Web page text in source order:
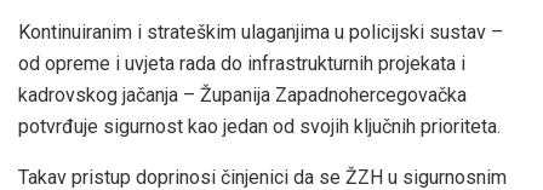
Kontinuiranim i strateškim ulaganjima u policijski sustav –
od opreme i uvjeta rada do infrastrukturnih projekata i
kadrovskog jačanja – Županija Zapadnohercegovačka
potvrđuje sigurnost kao jedan od svojih ključnih prioriteta.
Takav pristup doprinosi činjenici da se ŽZH u sigurnosnim